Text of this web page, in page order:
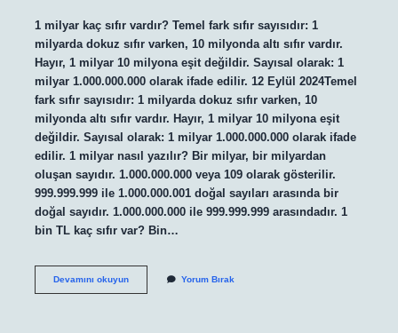
1 milyar kaç sıfır vardır? Temel fark sıfır sayısıdır: 1
milyarda dokuz sıfır varken, 10 milyonda altı sıfır vardır.
Hayır, 1 milyar 10 milyona eşit değildir. Sayısal olarak: 1
milyar 1.000.000.000 olarak ifade edilir. 12 Eylül 2024Temel
fark sıfır sayısıdır: 1 milyarda dokuz sıfır varken, 10
milyonda altı sıfır vardır. Hayır, 1 milyar 10 milyona eşit
değildir. Sayısal olarak: 1 milyar 1.000.000.000 olarak ifade
edilir. 1 milyar nasıl yazılır? Bir milyar, bir milyardan
oluşan sayıdır. 1.000.000.000 veya 109 olarak gösterilir.
999.999.999 ile 1.000.000.001 doğal sayıları arasında bir
doğal sayıdır. 1.000.000.000 ile 999.999.999 arasındadır. 1
bin TL kaç sıfır var? Bin…
Devamını okuyun1
Yorum Bırak